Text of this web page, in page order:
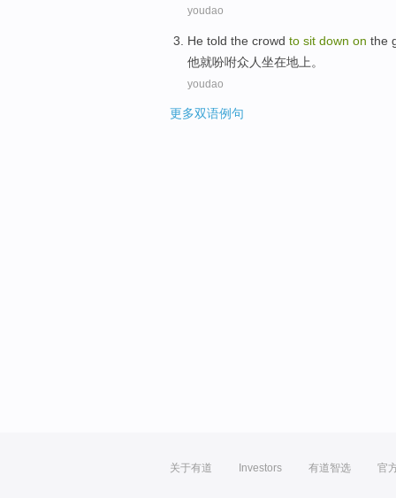
youdao
He told the crowd to sit down on the
他就吩咐众人坐在地上 。
youdao
更多双语例句
关于有道 Investors 有道智选 官